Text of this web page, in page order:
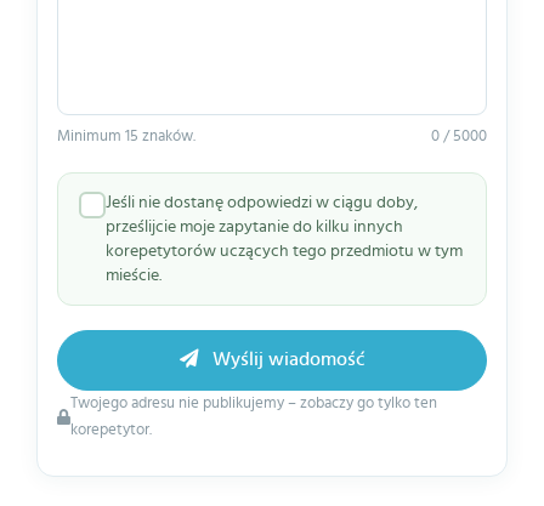
Minimum 15 znaków. 0 / 5000
Jeśli nie dostanę odpowiedzi w ciągu doby,
prześlijcie moje zapytanie do kilku innych
korepetytorów uczących tego przedmiotu w tym
mieście.
Twojego adresu nie publikujemy – zobaczy go tylko ten
korepetytor.
Wyślij wiadomość